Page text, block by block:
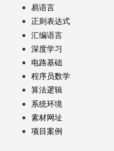
易语言
正则表达式
汇编语言
深度学习
电路基础
程序员数学
算法逻辑
系统环境
素材网址
项目案例